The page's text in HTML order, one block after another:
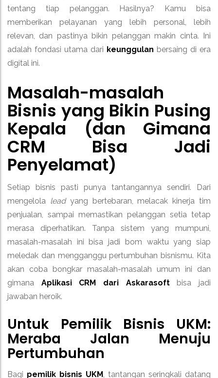
tentang tiap pelanggan. Hasilnya? Kamu bisa
memberikan pelayanan yang lebih personal, lebih
relevan, dan pastinya bikin pelanggan makin cinta. Ini
adalah fondasi utama dari keunggulan bersaing di era
digital ini.
Masalah-masalah
Bisnis yang Bikin Pusing
Kepala (dan Gimana
CRM Bisa Jadi
Penyelamat)
Setiap bisnis pasti punya tantangannya sendiri. Dari
mengelola leadyang bertebaran, melacak kinerja tim
penjualan, sampai memastikan pelanggan setia tetap
merasa diperhatikan. Tanpa sistem yang mumpuni,
masalah-masalah ini bisa jadi bom waktu yang siap
meledak dan mengganggu pertumbuhan bisnismu. Kita
akan coba bongkar masalah-masalah umum ini dan
gimana Aplikasi CRM dari Askarasoftbisa jadi
jawaban heroik.
Untuk Pemilik Bisnis UKM:
Meraba Jalan Menuju
Pertumbuhan
Bagi pemilik bisnis UKM, tantangan seringkali datang